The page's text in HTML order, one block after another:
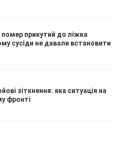
прикутий до ліжка
сусіди не давали встановити
зіткнення: яка ситуація на
фронті